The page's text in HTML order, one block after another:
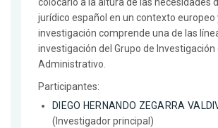
colocarlo a la altura de las necesidades
jurídico español en un contexto europeo
investigación comprende una de las
investigación del Grupo de Investigación
Administrativo.
Participantes:
DIEGO HERNANDO ZEGARRA
(Investigador principal)